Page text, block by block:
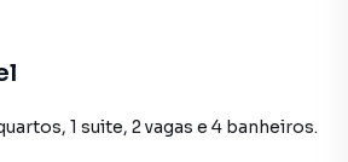
1 suite, 2 vagas e 4 banheiros.